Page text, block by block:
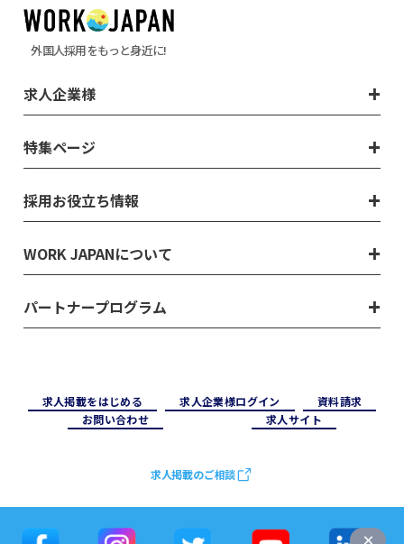
外国人採用をもっと身近に!
求人企業様
特集ページ
採用お役立ち情報
WORK JAPANについて
パートナープログラム
求⼈掲載をはじめる 求⼈企業様ログイン
資料請求
お問い合わせ
求⼈サイト
求人掲載のご相談